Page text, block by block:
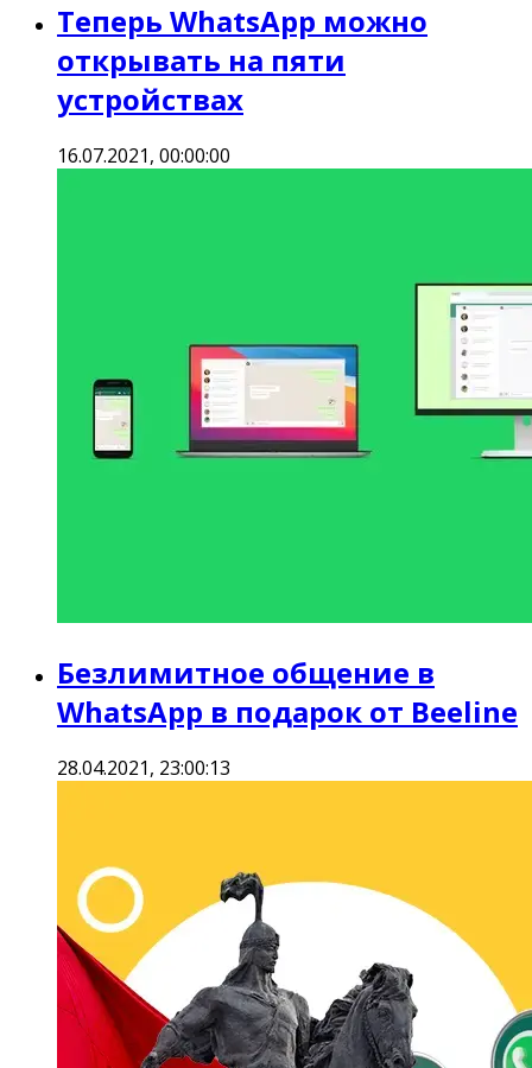
Теперь WhatsApp можно
открывать на пяти
устройствах
16.07.2021, 00:00:00
Безлимитное общение в
WhatsApp в подарок от Beeline
28.04.2021, 23:00:13